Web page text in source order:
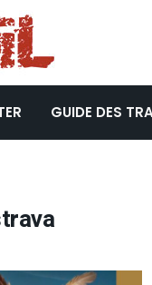
GUIDE DES